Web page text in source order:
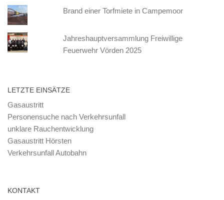
Brand einer Torfmiete in Campemoor
Jahreshauptversammlung Freiwillige
Feuerwehr Vörden 2025
LETZTE EINSÄTZE
Gasaustritt
Personensuche nach Verkehrsunfall
unklare Rauchentwicklung
Gasaustritt Hörsten
Verkehrsunfall Autobahn
KONTAKT